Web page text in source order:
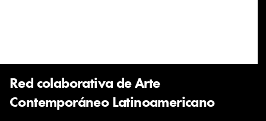
Red colaborativa de Arte
Contemporáneo Latinoamericano